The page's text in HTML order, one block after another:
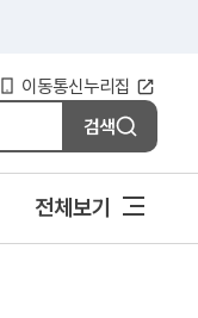
이동통신누리집
검색
전체보기